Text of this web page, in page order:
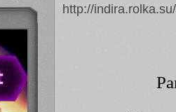
http://